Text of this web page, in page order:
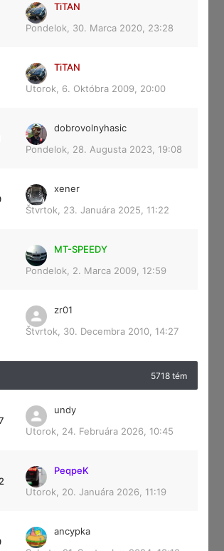
TiTAN
Pondelok, 30. Marca 2020, 23:28
TiTAN
Utorok, 6. Októbra 2009, 20:00
dobrovolnyhasic
Pondelok, 28. Augusta 2023, 19:08
xener
Štvrtok, 23. Januára 2025, 11:22
MT-SPEEDY
Pondelok, 2. Marca 2009, 12:59
zr01
Štvrtok, 30. Decembra 2010, 14:27
5718 tém
undy
Utorok, 24. Februára 2026, 10:45
PeqpeK
Utorok, 20. Januára 2026, 11:19
ancypka